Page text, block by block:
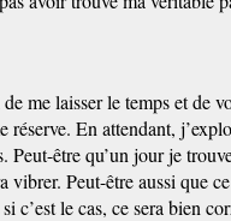
de me laisser le temps et de
réserve. En attendant,
Peut-être qu’un jour je
vibrer. Peut-être aussi que
c’est le cas, ce sera bien